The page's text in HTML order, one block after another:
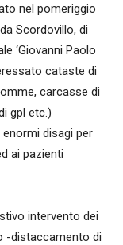
nel pomeriggio
Scordovillo, di
‘Giovanni Paolo
cataste di
carcasse di
gpl etc.)
disagi per
ai pazienti
intervento dei
-distaccamento di